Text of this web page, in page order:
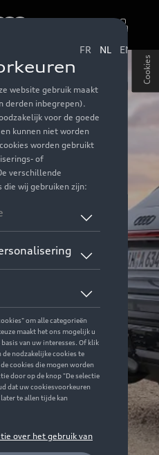
Cookies
elk detail